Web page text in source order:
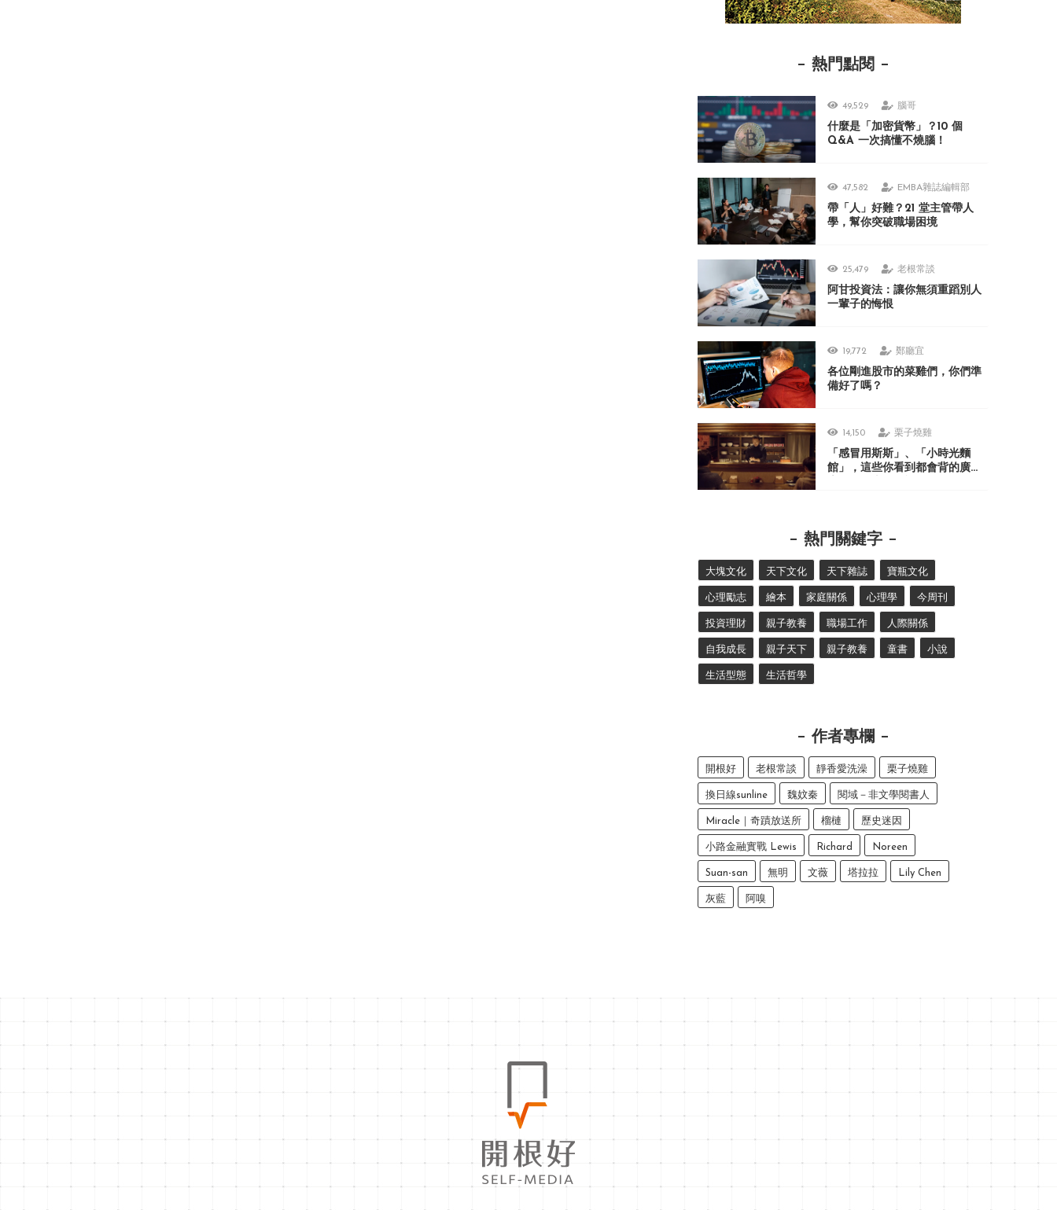
熱門點閱
49,529 腦哥
什麼是「加密貨幣」？10 個
Q&A 一次搞懂不燒腦！
47,582 EMBA雜誌編輯部
帶「人」好難？21 堂主管帶人
學，幫你突破職場困境
25,479 老根常談
阿甘投資法：讓你無須重蹈別人
一輩子的悔恨
19,772 鄭廳宜
各位剛進股市的菜雞們，你們準
備好了嗎？
14,150 栗子燒雞
「感冒用斯斯」、「小時光麵
館」，這些你看到都會背的廣
熱門關鍵字
大塊文化 天下文化 天下雜誌 寶瓶文化
心理勵志 繪本 家庭關係 心理學 今周刊
投資理財 親子教養 職場工作 人際關係
自我成長 親子天下 親子教養 童書 小說
生活型態 生活哲學
作者專欄
開根好 老根常談 靜香愛洗澡 栗子燒雞
換日線sunline 魏妏秦 閱域－非文學閱書人
Miracle｜奇蹟放送所 榴槤 歷史迷因
小路金融實戰 Lewis Richard Noreen
Suan-san 無明 文薇 塔拉拉 Lily Chen
灰藍 阿嗅